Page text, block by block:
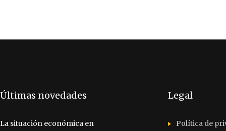
Últimas novedades
La situación económica en
Legal
Política de